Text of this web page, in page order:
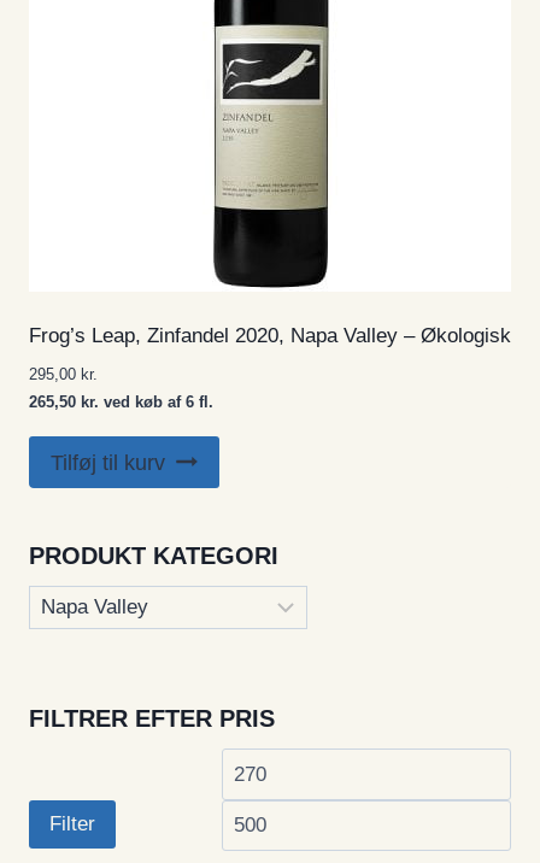
Frog’s Leap, Zinfandel 2020, Napa Valley – Økologisk
295,00 kr.
265,50 kr. ved køb af 6 fl.
Tilføj til kurv
PRODUKT KATEGORI
FILTRER EFTER PRIS
Mindste
Filter